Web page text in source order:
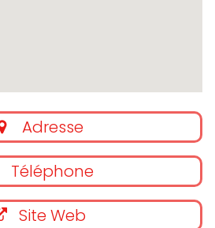
Adresse
Téléphone
Site Web